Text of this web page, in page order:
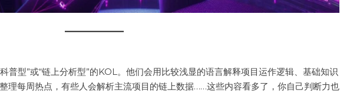
普型”或“链上分析型”的KOL。他们会用比较浅显的语言解释项目运作逻辑、基础知识
理每周热点，有些人会解析主流项目的链上数据……这些内容看多了，你自己判断力也